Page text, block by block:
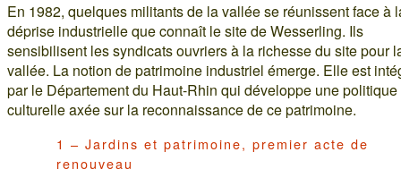
En 1982, quelques militants de la vallée se réunissent face à
déprise industrielle que connaît le site de Wesserling. Ils
sensibilisent les syndicats ouvriers à la richesse du site pour
vallée. La notion de patrimoine industriel émerge. Elle est
par le Département du Haut-Rhin qui développe une politique
culturelle axée sur la reconnaissance de ce patrimoine.
1 – Jardins et patrimoine, premier acte de
renouveau